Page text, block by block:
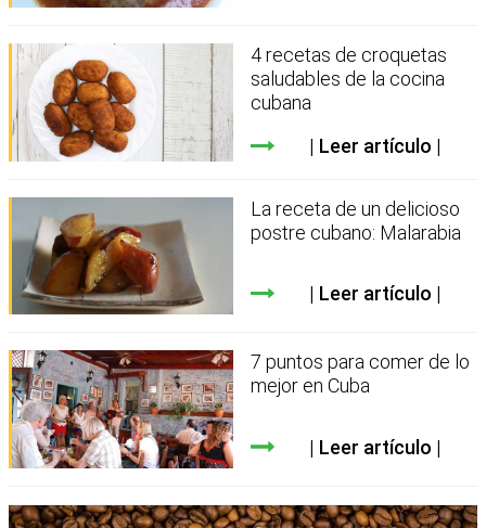
4 recetas de croquetas
saludables de la cocina
cubana
Leer artículo
La receta de un delicioso
postre cubano: Malarabia
Leer artículo
7 puntos para comer de lo
mejor en Cuba
Leer artículo